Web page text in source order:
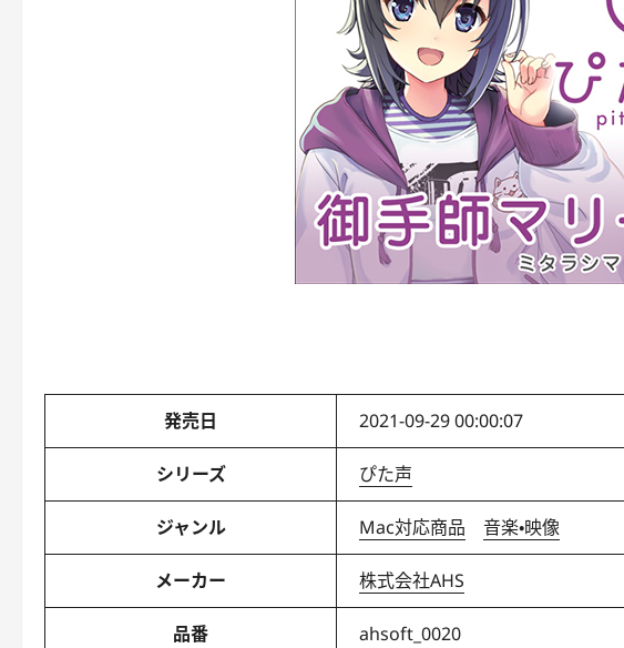
発売日 2021-09-29 00:00:07
シリーズ ぴた声
ジャンル Mac対応商品 音楽・映像
メーカー 株式会社AHS
品番 ahsoft_0020